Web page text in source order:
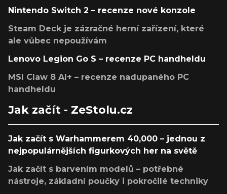
Nintendo Switch 2 – recenze nové konzole
Steam Deck je zázračné herní zařízení, které
ale vůbec nepoužívám
Lenovo Legion Go S – recenze PC handheldu
MSI Claw 8 AI+ – recenze nadupaného PC
handheldu
Jak začít - ZeStolu.cz
Jak začít s Warhammerem 40,000 – jednou z
nejpopulárnějších figurkových her na světě
Jak začít s barvením modelů – potřebné
nástroje, základní poučky i pokročilé techniky